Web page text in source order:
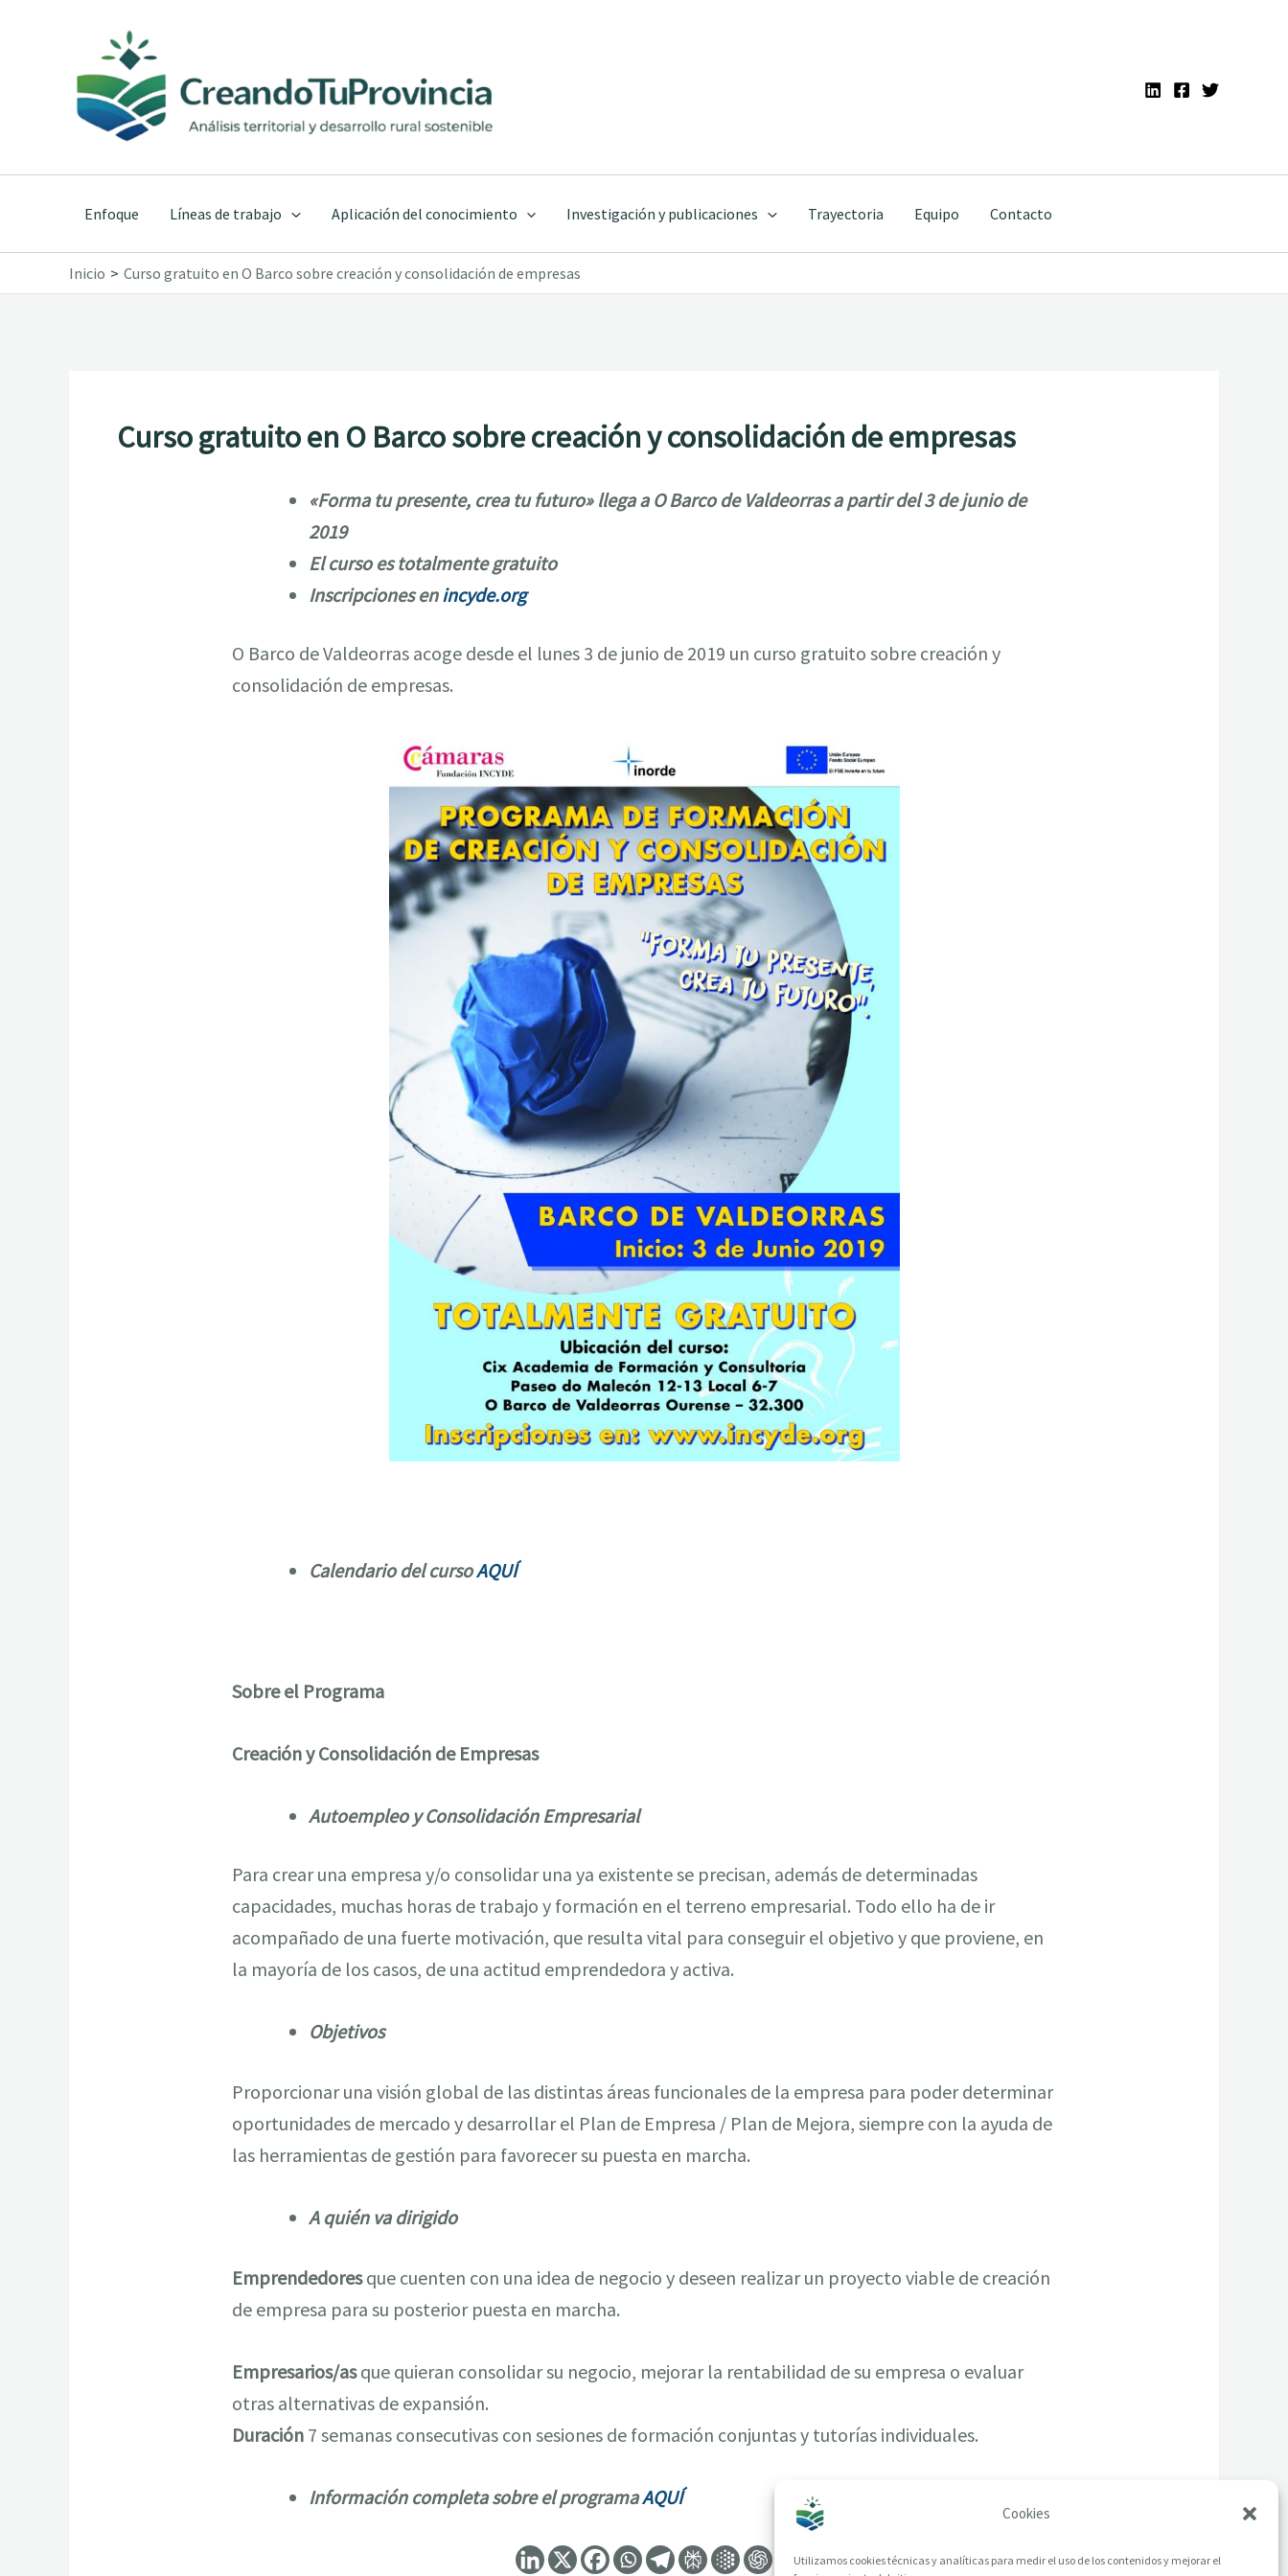
Cookies
Utilizamos cookies técnicas y analíticas para medir el uso de los contenidos y mejorar el
contenido
Enfoque Líneas de trabajo Aplicación del conocimiento Investigación y publicaciones Trayectoria Equipo Contacto
Inicio Curso gratuito en O Barco sobre creación y consolidación de empresas
Curso gratuito en O Barco sobre creación y consolidación de empresas
«Forma tu presente, crea tu futuro» llega a O Barco de Valdeorras a partir del 3 de junio de
2019
El curso es totalmente gratuito
Inscripciones enincyde.org
O Barco de Valdeorras acoge desde el lunes 3 de junio de 2019 un curso gratuito sobre creación y
consolidación de empresas.
Calendario del cursoAQUÍ
Sobre el Programa
Creación y Consolidación de Empresas
Autoempleo y Consolidación Empresarial
Para crear una empresa y/o consolidar una ya existente se precisan, además de determinadas
capacidades, muchas horas de trabajo y formación en el terreno empresarial. Todo ello ha de ir
acompañado de una fuerte motivación, que resulta vital para conseguir el objetivo y que proviene, en
la mayoría de los casos, de una actitud emprendedora y activa.
Objetivos
Proporcionar una visión global de las distintas áreas funcionales de la empresa para poder determinar
oportunidades de mercado y desarrollar el Plan de Empresa / Plan de Mejora, siempre con la ayuda de
las herramientas de gestión para favorecer su puesta en marcha.
A quién va dirigido
Emprendedoresque cuenten con una idea de negocio y deseen realizar un proyecto viable de creación
de empresa para su posterior puesta en marcha.
Empresarios/asque quieran consolidar su negocio, mejorar la rentabilidad de su empresa o evaluar
otras alternativas de expansión.
Duración 7 semanas consecutivas con sesiones de formación conjuntas y tutorías individuales.
Información completa sobre el programaAQUÍ